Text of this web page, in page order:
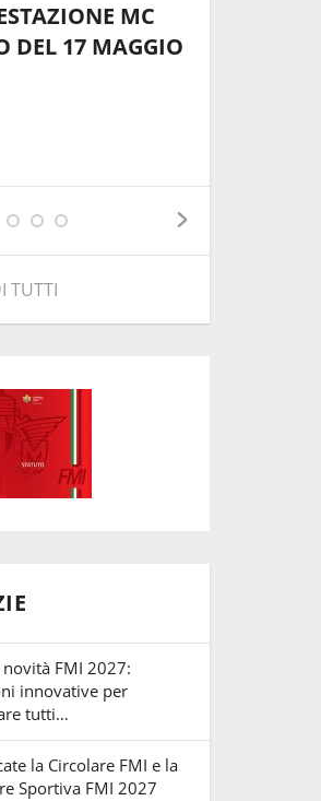
MC
DEL 17 MAGGIO
TUTTI
novità FMI 2027:
innovative per
tutti…
la Circolare FMI e la
Sportiva FMI 2027